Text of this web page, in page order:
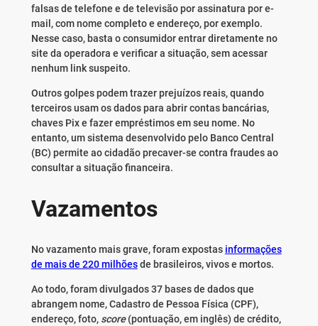
falsas de telefone e de televisão por assinatura por e-
mail, com nome completo e endereço, por exemplo.
Nesse caso, basta o consumidor entrar diretamente no
site da operadora e verificar a situação, sem acessar
nenhum link suspeito.
Outros golpes podem trazer prejuízos reais, quando
terceiros usam os dados para abrir contas bancárias,
chaves Pix e fazer empréstimos em seu nome. No
entanto, um sistema desenvolvido pelo Banco Central
(BC) permite ao cidadão precaver-se contra fraudes ao
consultar a situação financeira.
Vazamentos
No vazamento mais grave, foram expostas informações
de mais de 220 milhõesde brasileiros, vivos e mortos.
Ao todo, foram divulgados 37 bases de dados que
abrangem nome, Cadastro de Pessoa Física (CPF),
endereço, foto, score(pontuação, em inglês) de crédito,